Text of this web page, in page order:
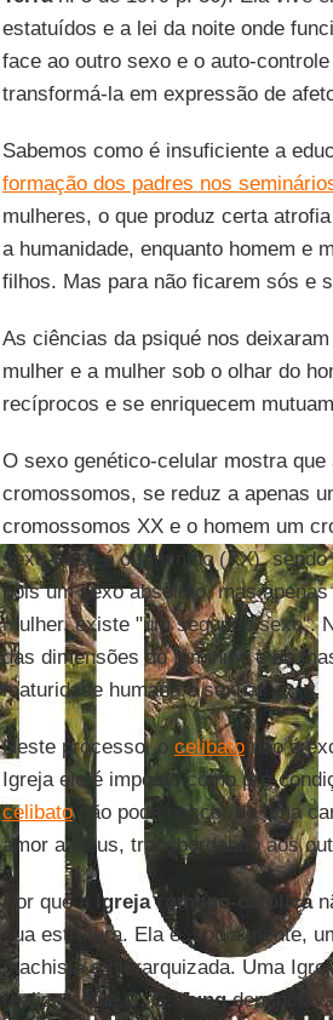
estatuídos e a lei da noite onde
face ao outro sexo e o auto-
transformá-la em expressão de
Sabemos como é insuficiente a
formação dos padres nos
mulheres, o que produz certa
a humanidade, enquanto homem e
filhos. Mas para não ficarem sós e
As ciências da psiqué nos
mulher e a mulher sob o olhar do
recíprocos e se enriquecem
O sexo genético-celular mostra
cromossomos, se reduz a apenas
cromossomos XX e o homem um
sexo-base é o feminino (XX),
pois um sexo absoluto, mas
mulher, existe "um segundo sexo".
das dimensões do feminino e do
maturidade humana e sexual.
Neste processo, o celibatonão é
Igreja ele é imposto como pré-
celibatonão pode nascer de uma
amor a Deus, transbordando aos
Por que a Igreja romano-católica
sua estrutura. Ela é, socialmente,
machista e hierarquizada. Uma
realiza o que
C. G. Jung